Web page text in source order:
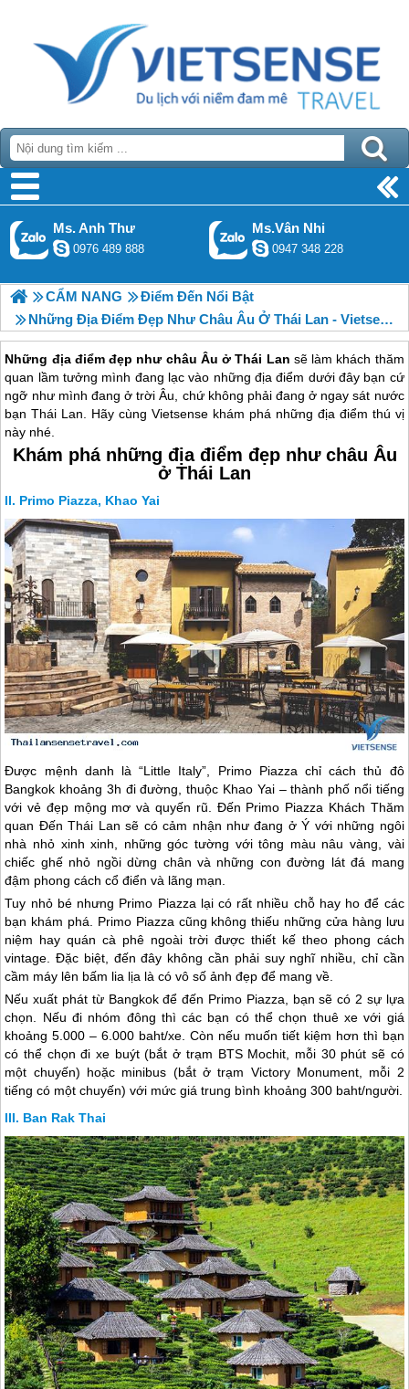
Ms. Anh Thư
0976 489 888
Ms.Vân Nhi
0947 348 228
CẨM NANG
Điểm Đến Nổi Bật
Những Địa Điểm Đẹp Như Châu Âu Ở Thái Lan - Vietsense Travel
Những địa điểm đẹp như châu Âu ở Thái Lan sẽ làm khách thăm
quan lầm tưởng mình đang lạc vào những địa điểm dưới đây bạn cứ
ngỡ như mình đang ở trời Âu, chứ không phải đang ở ngay sát nước
bạn Thái Lan. Hãy cùng Vietsense khám phá những địa điểm thú vị
này nhé.
Khám phá những địa điểm đẹp như châu Âu
ở Thái Lan
Primo Piazza, Khao Yai
Được mệnh danh là “Little Italy”, Primo Piazza chỉ cách thủ đô
Bangkok khoảng 3h đi đường, thuộc Khao Yai – thành phố nổi tiếng
với vẻ đẹp mộng mơ và quyến rũ. Đến Primo Piazza Khách Thăm
quan ĐếnThái Lan sẽ có cảm nhận như đang ở Ý với những ngôi
nhà nhỏ xinh xinh, những góc tường với tông màu nâu vàng, vài
chiếc ghế nhỏ ngồi dừng chân và những con đường lát đá mang
đậm phong cách cổ điển và lãng mạn.
Tuy nhỏ bé nhưng Primo Piazza lại có rất nhiều chỗ hay ho để các
bạn khám phá. Primo Piazza cũng không thiếu những cửa hàng lưu
niệm hay quán cà phê ngoài trời được thiết kế theo phong cách
vintage. Đặc biệt, đến đây không cần phải suy nghĩ nhiều, chỉ cần
cầm máy lên bấm lia lịa là có vô số ảnh đẹp để mang về.
Nếu xuất phát từ Bangkok để đến Primo Piazza, bạn sẽ có 2 sự lựa
chọn. Nếu đi nhóm đông thì các bạn có thể chọn thuê xe với giá
khoảng 5.000 – 6.000 baht/xe. Còn nếu muốn tiết kiệm hơn thì bạn
có thể chọn đi xe buýt (bắt ở trạm BTS Mochit, mỗi 30 phút sẽ có
một chuyến) hoặc minibus (bắt ở trạm Victory Monument, mỗi 2
tiếng có một chuyến) với mức giá trung bình khoảng 300 baht/người.
Ban Rak Thai